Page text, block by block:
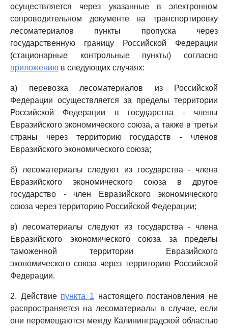
осуществляется через указанные в электронном
сопроводительном документе на транспортировку
лесоматериалов пункты пропуска через
государственную границу Российской Федерации
(стационарные контрольные пункты) согласно
приложению в следующих случаях:
а) перевозка лесоматериалов из Российской
Федерации осуществляется за пределы территории
Российской Федерации в государства - члены
Евразийского экономического союза, а также в третьи
страны через территорию государств - членов
Евразийского экономического союза;
б) лесоматериалы следуют из государства - члена
Евразийского экономического союза в другое
государство - член Евразийского экономического
союза через территорию Российской Федерации;
в) лесоматериалы следуют из государства - члена
Евразийского экономического союза за пределы
таможенной территории Евразийского
экономического союза через территорию Российской
Федерации.
2. Действие пункта 1 настоящего постановления не
распространяется на лесоматериалы в случае, если
они перемещаются между Калининградской областью